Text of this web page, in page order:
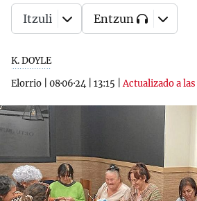
K. DOYLE
Elorrio
08·06·24 13:15 |Actualizado a las
Itzuli Entzun